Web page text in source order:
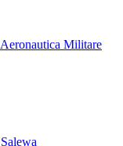
Aeronautica Militare
Salewa